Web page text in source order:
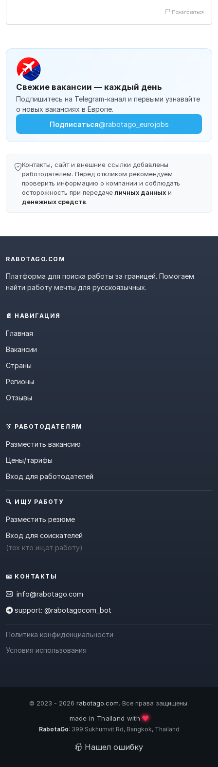
Пожаловаться
Свежие вакансии — каждый день
Подпишитесь на Telegram-канал и первыми узнавайте
о новых вакансиях в Европе.
Подписаться@rabotago_eurojobs
Контакты, сайт и внешние ссылки добавлены
работодателем. Перед откликом рекомендуем
проверить информацию о компании и соблюдать
осторожность при передачеличных данных и
денежных средств.
RABOTAGO.COM
Платформа для поиска работы за границей. Помогаем
найти работу мечты для русскоязычных.
📄 НАВИГАЦИЯ
Главная
Вакансии
Страны
Регионы
Отзывы
👔 РАБОТОДАТЕЛЯМ
Разместить вакансию
Цены/тарифы
Вход для работодателей
🔍 ИЩУ РАБОТУ
Разместить резюме
Вход для соискателей
(тех кто ищет работу)
📧 КОНТАКТЫ
info@rabotago.com
support: @rabotagocom_bot
Политика конфиденциальности
Условия использования
© 2023 - 2026 rabotago.com. Все права защищены.
made in Thailand with❤️
RabotaGo: 399 Sukhumvit Rd, Bangkok, Thailand
Нашел ошибку